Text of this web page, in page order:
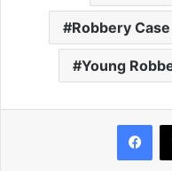
Robbery
Young